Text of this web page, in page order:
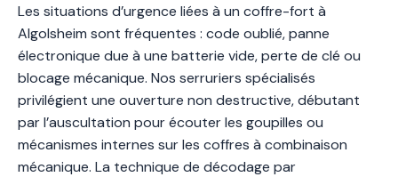
Les situations d’urgence liées à un coffre-fort à
Algolsheim sont fréquentes : code oublié, panne
électronique due à une batterie vide, perte de clé ou
blocage mécanique. Nos serruriers spécialisés
privilégient une ouverture non destructive, débutant
par l’auscultation pour écouter les goupilles ou
mécanismes internes sur les coffres à combinaison
mécanique. La technique de décodage par